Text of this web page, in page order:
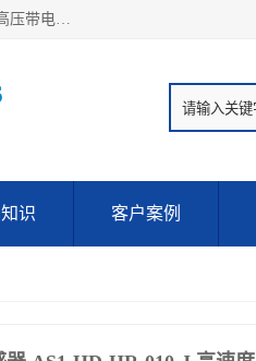
目前我们经销的优势产品主要如下：德国STOBER斯德博、伺服驱动器、电机、减速机、ABB避雷器放电记录仪、ABB高压带电指示器、模拟指示器、柜用照明灯、风机控制器、日本SSS阀门定位器；德国NORD诺德、德国SEW、ITT压力开关、ROSS、伦茨、WEST、ATOS、派克、SSS、三菱、 EVCO、 尤尼帕斯、日本三桥、三菱、威格士、KEB科比等等，品牌众多，无法一一列举！详情来电咨询
识 客户案例